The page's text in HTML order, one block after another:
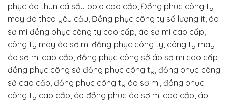
phục áo thun cá sấu polo cao cấp, Đồng phục công ty
may đo theo yêu cầu, Đồng phục công ty số lượng ít, áo
sơ mi đồng phục công ty cao cấp, áo sơ mi cao cấp,
công ty may áo sơ mi đồng phục công ty, công ty may
áo sơ mi cao cấp, đồng phục công sở áo sơ mi cao cấp,
đồng phục công sở đồng phục công ty, đồng phục công
sở cao cấp, đồng phục công ty áo sơ mi, đồng phục
công ty cao cấp, áo đồng phục áo sơ mi cao cấp, áo